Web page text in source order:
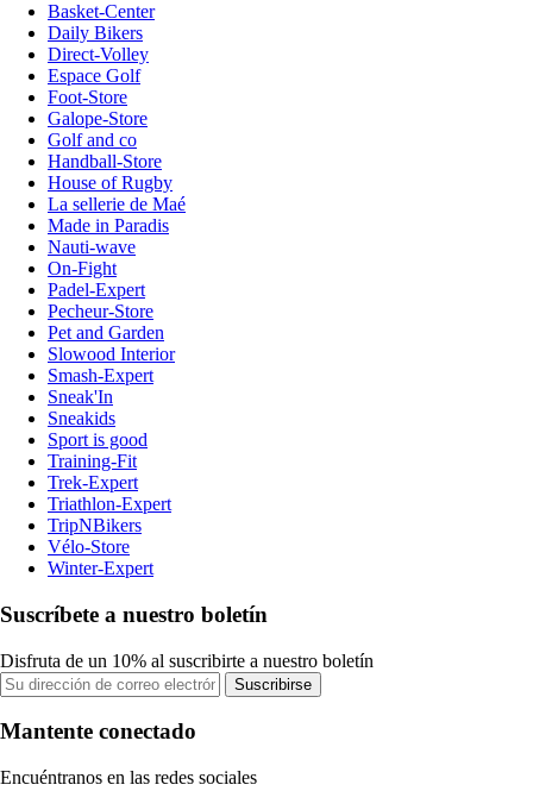
Basket-Center
Daily Bikers
Direct-Volley
Espace Golf
Foot-Store
Galope-Store
Golf and co
Handball-Store
House of Rugby
La sellerie de Maé
Made in Paradis
Nauti-wave
On-Fight
Padel-Expert
Pecheur-Store
Pet and Garden
Slowood Interior
Smash-Expert
Sneak'In
Sneakids
Sport is good
Training-Fit
Trek-Expert
Triathlon-Expert
TripNBikers
Vélo-Store
Winter-Expert
Suscríbete a nuestro boletín
Disfruta de un 10% al suscribirte a nuestro boletín
Suscribirse
Mantente conectado
Encuéntranos en las redes sociales